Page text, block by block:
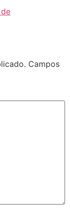
Campos